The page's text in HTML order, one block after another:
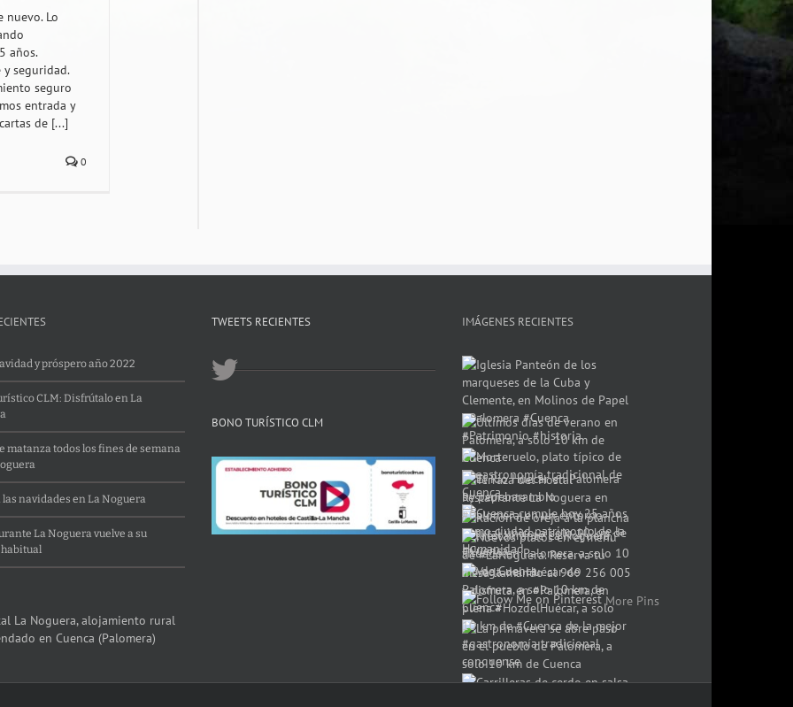
nuevo. Lo
años.
seguridad.
seguro
entrada y
de [...]
0
y próspero año 2022
CLM: Disfrútalo en La
matanza todos los fines de semana
las navidades en La Noguera
La Noguera vuelve a su
TWEETS RECIENTES
BONO TURÍSTICO CLM
IMÁGENES RECIENTES
More Pins